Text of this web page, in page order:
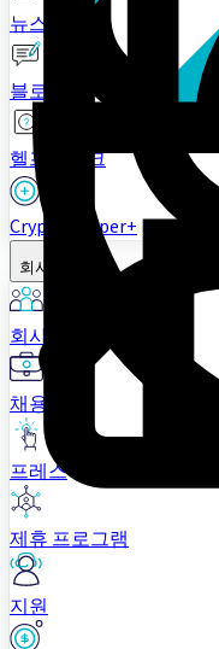
뉴스
블로그
헬프데스크
Cryptohopper+
회사
회사 소개
채용 정보
프레스
제휴 프로그램
지원